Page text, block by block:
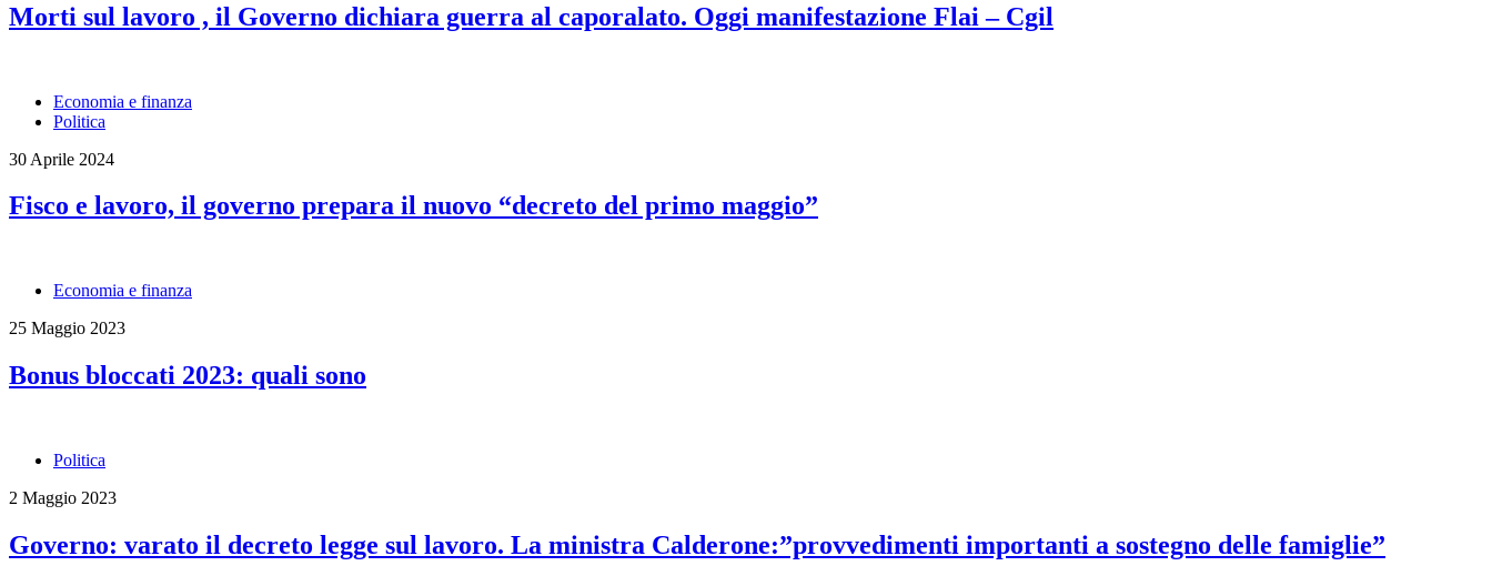
Morti sul lavoro , il Governo dichiara guerra al caporalato. Oggi manifestazione Flai – Cgil
Economia e finanza
Politica
30 Aprile 2024
Fisco e lavoro, il governo prepara il nuovo “decreto del primo maggio”
Economia e finanza
25 Maggio 2023
Bonus bloccati 2023: quali sono
Politica
2 Maggio 2023
Governo: varato il decreto legge sul lavoro. La ministra Calderone:”provvedimenti importanti a sostegno delle famiglie”